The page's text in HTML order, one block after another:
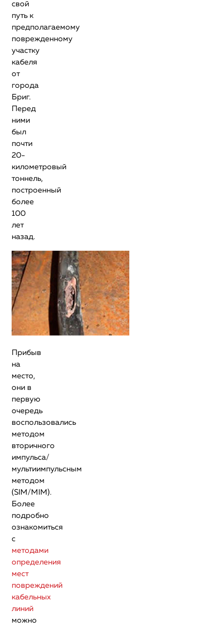
свой
путь к
предполагаемому
поврежденному
участку
кабеля
от
города
Бриг.
Перед
ними
был
почти
20-
километровый
тоннель,
построенный
более
100
лет
назад.
Прибыв
на
место,
они в
первую
очередь
воспользовались
методом
вторичного
импульса/
мультиимпульсным
методом
(SIM/MIM).
Более
подробно
ознакомиться
с
методами
определения
мест
повреждений
кабельных
линий
можно